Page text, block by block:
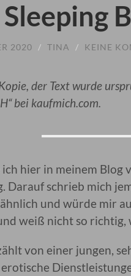
2020 / TINA / KEINE
der Text wurde
bei kaufmich.com.
hier in meinem Blog
Darauf schrieb mich
und würde mir
weiß nicht so richtig,
von einer jungen,